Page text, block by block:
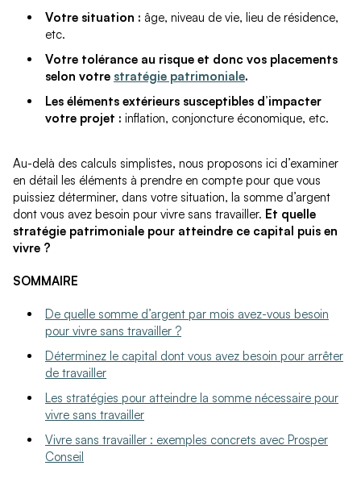
Votre situation : âge, niveau de vie, lieu de résidence,
etc.
Votre tolérance au risque et donc vos placements
selon votre stratégie patrimoniale.
Les éléments extérieurs susceptibles d’impacter
votre projet : inflation, conjoncture économique, etc.
Au-delà des calculs simplistes, nous proposons ici d’examiner
en détail les éléments à prendre en compte pour que vous
puissiez déterminer, dans votre situation, la somme d’argent
dont vous avez besoin pour vivre sans travailler. Et quelle
stratégie patrimoniale pour atteindre ce capital puis en
vivre ?
SOMMAIRE
De quelle somme d’argent par mois avez-vous besoin
pour vivre sans travailler ?
Déterminez le capital dont vous avez besoin pour arrêter
de travailler
Les stratégies pour atteindre la somme nécessaire pour
vivre sans travailler
Vivre sans travailler : exemples concrets avec Prosper
Conseil